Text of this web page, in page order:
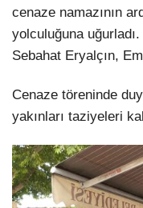
cenaze namazının
yolculuğuna
Sebahat Eryalçın,
Cenaze töreninde
yakınları taziyeleri